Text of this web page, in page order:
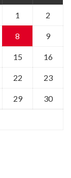
1 2
8 9
15 16
22 23
29 30